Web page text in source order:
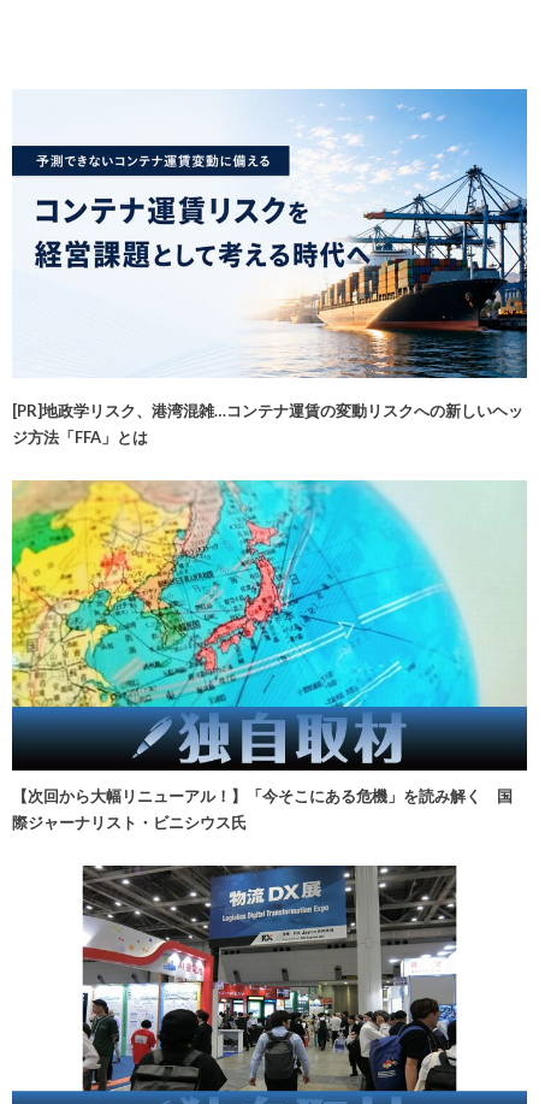
[PR]地政学リスク、港湾混雑…コンテナ運賃の変動リスクへの新しいヘッ
ジ方法「FFA」とは
【次回から大幅リニューアル！】「今そこにある危機」を読み解く 国
際ジャーナリスト・ビニシウス氏